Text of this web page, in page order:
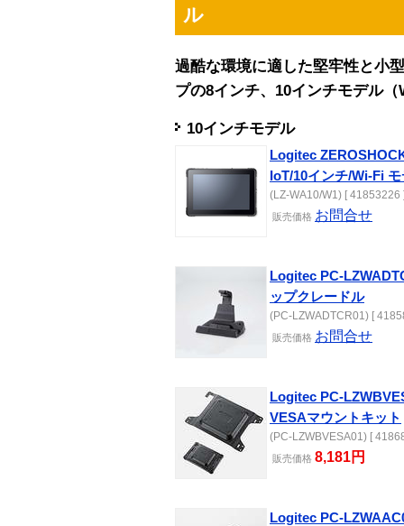
ル
過酷な環境に適した堅牢性と小
プの8インチ、10インチモデル
10インチモデル
Logitec
IoT/10インチ/Wi-Fi
(LZ-WA10/W1) [ 41853226
販売価格 お問合せ
Logitec PC-
ップクレードル
(PC-LZWADTCR01) [
販売価格 お問合せ
Logitec PC-
VESAマウントキット
(PC-LZWBVESA01) [
販売価格 8,181円
Logitec PC-